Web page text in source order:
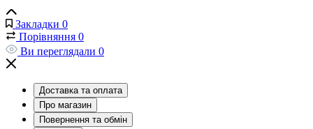
Закладки 0
Порівняння 0
Ви переглядали 0
Доставка та оплата
Про магазин
Повернення та обмін